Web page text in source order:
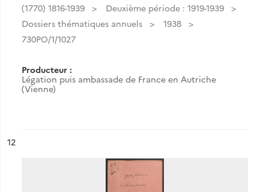
(1770) 1816-1939
Deuxième période : 1919-1939
Dossiers thématiques annuels
1938
730PO/1/1027
Producteur :
Légation puis ambassade de France en Autriche
(Vienne)
n°
12